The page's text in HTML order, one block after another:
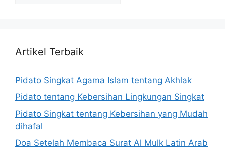
Artikel Terbaik
Pidato Singkat Agama Islam tentang Akhlak
Pidato tentang Kebersihan Lingkungan Singkat
Pidato Singkat tentang Kebersihan yang Mudah
dihafal
Doa Setelah Membaca Surat Al Mulk Latin Arab